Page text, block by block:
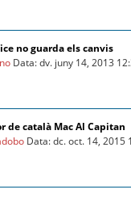
no guarda els canvis
Data: dv. juny 14, 2013
de català Mac Al Capitan
Data: dc. oct. 14, 2015